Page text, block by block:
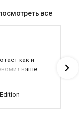
все
как и
наше
оказываете